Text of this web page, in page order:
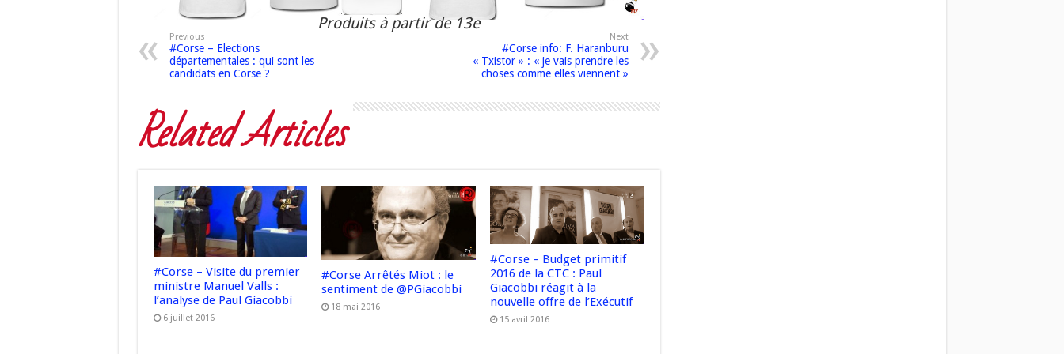
Produits à partir de 13e
Previous
#Corse – Elections
départementales : qui sont les
candidats en Corse ?
Next
#Corse info: F. Haranburu
« Txistor » : « je vais prendre les
choses comme elles viennent »
Related Articles
#Corse – Visite du premier
ministre Manuel Valls :
l’analyse de Paul Giacobbi
6 juillet 2016
#Corse Arrêtés Miot : le
sentiment de @PGiacobbi
18 mai 2016
#Corse – Budget primitif
2016 de la CTC : Paul
Giacobbi réagit à la
nouvelle offre de l’Exécutif
15 avril 2016